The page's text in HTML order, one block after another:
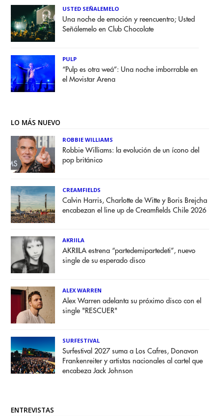
USTED SEÑALEMELO
Una noche de emoción y reencuentro; Usted
Señálemelo en Club Chocolate
PULP
“Pulp es otra weá”: Una noche imborrable en
el Movistar Arena
LO MÁS NUEVO
ROBBIE WILLIAMS
Robbie Williams: la evolución de un ícono del
pop británico
CREAMFIELDS
Calvin Harris, Charlotte de Witte y Boris Brejcha
encabezan el line up de Creamfields Chile 2026
AKRIILA
AKRIILA estrena “partedemipartedeti”, nuevo
single de su esperado disco
ALEX WARREN
Alex Warren adelanta su próximo disco con el
single "RESCUER"
SURFESTIVAL
Surfestival 2027 suma a Los Cafres, Donavon
Frankenreiter y artistas nacionales al cartel que
encabeza Jack Johnson
ENTREVISTAS